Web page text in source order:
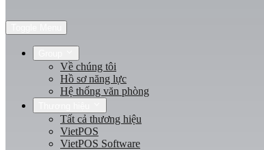
Về chúng tôi
Hồ sơ năng lực
Hệ thống văn phòng
Tất cả thương hiệu
VietPOS
VietPOS Software